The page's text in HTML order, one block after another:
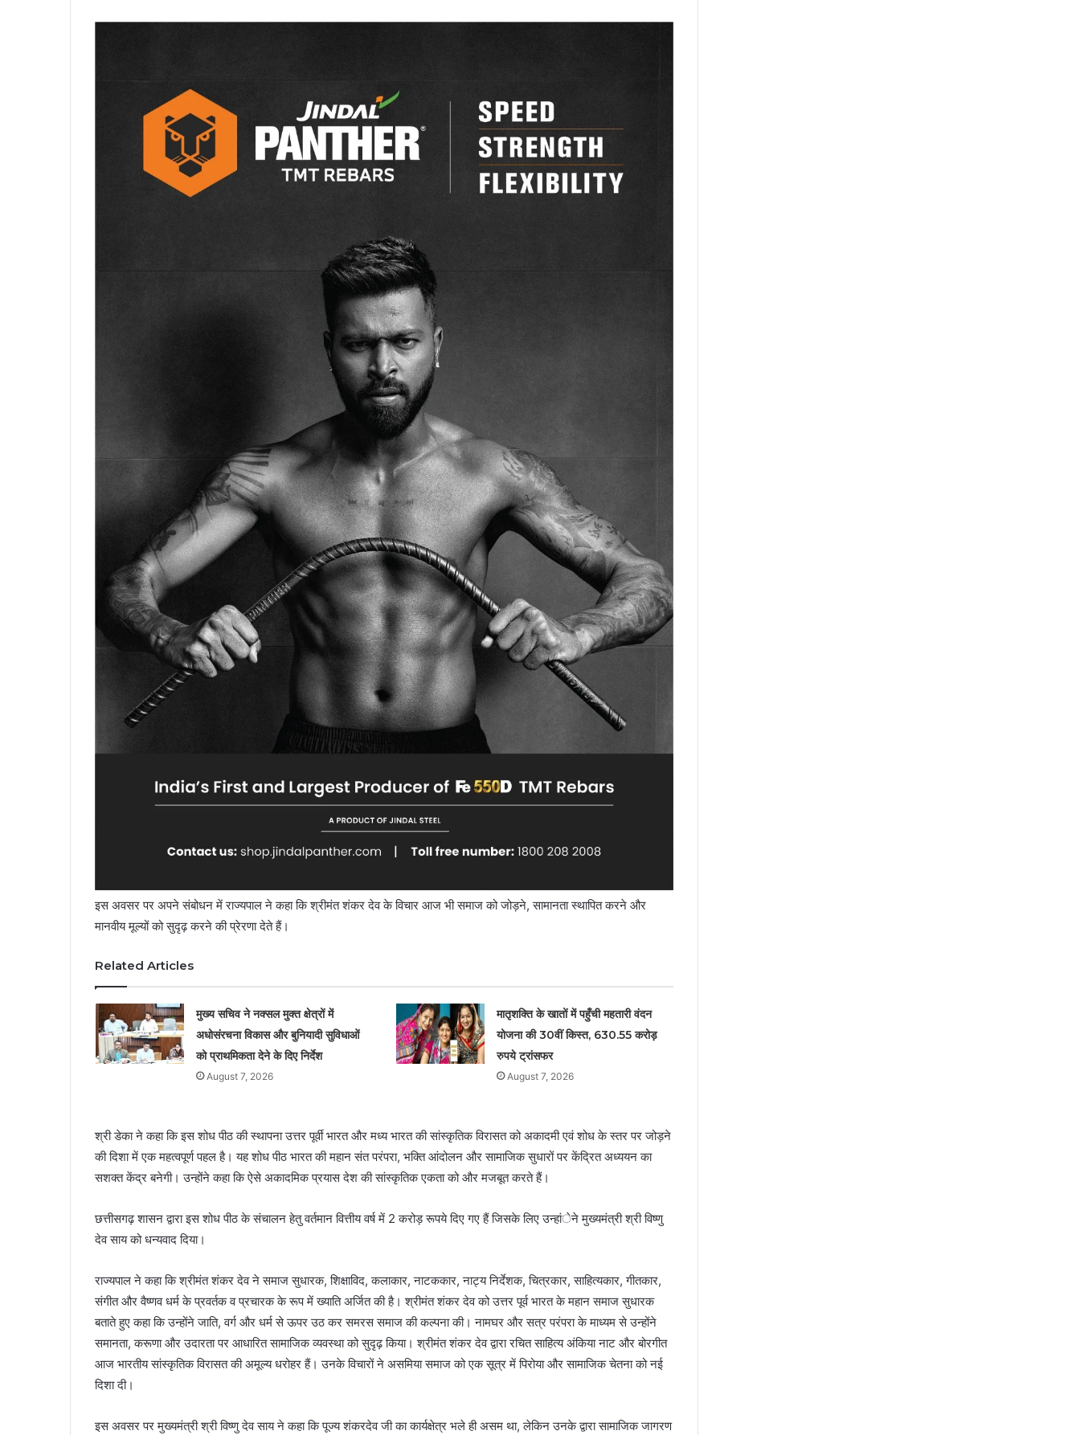
इस अवसर पर अपने संबोधन में राज्यपाल ने कहा कि श्रीमंत शंकर देव के विचार आज भी समाज को जोड़ने, सामानता स्थापित करने और
मानवीय मूल्यों को सुदृढ़ करने की प्रेरणा देते हैं।
Related Articles
मुख्य सचिव ने नक्सल मुक्त क्षेत्रों में
अधोसंरचना विकास और बुनियादी सुविधाओं
को प्राथमिकता देने के दिए निर्देश
August 7, 2026
मातृशक्ति के खातों में पहुँची महतारी वंदन
योजना की 30वीं किस्त, 630.55 करोड़
रुपये ट्रांसफर
August 7, 2026
श्री डेका ने कहा कि इस शोध पीठ की स्थापना उत्तर पूर्वी भारत और मध्य भारत की सांस्कृतिक विरासत को अकादमी एवं शोध के स्तर पर जोड़ने
की दिशा में एक महत्वपूर्ण पहल है। यह शोध पीठ भारत की महान संत परंपरा, भक्ति आंदोलन और सामाजिक सुधारों पर केंद्रित अध्ययन का
सशक्त केंद्र बनेगी। उन्होंने कहा कि ऐसे अकादमिक प्रयास देश की सांस्कृतिक एकता को और मजबूत करते हैं।
छत्तीसगढ़ शासन द्वारा इस शोध पीठ के संचालन हेतु वर्तमान वित्तीय वर्ष में 2 करोड़ रूपये दिए गए हैं जिसके लिए उन्हांेने मुख्यमंत्री श्री विष्णु
देव साय को धन्यवाद दिया।
राज्यपाल ने कहा कि श्रीमंत शंकर देव ने समाज सुधारक, शिक्षाविद, कलाकार, नाटककार, नाट्य निर्देशक, चित्रकार, साहित्यकार, गीतकार,
संगीत और वैष्णव धर्म के प्रवर्तक व प्रचारक के रूप में ख्याति अर्जित की है। श्रीमंत शंकर देव को उत्तर पूर्व भारत के महान समाज सुधारक
बताते हुए कहा कि उन्होंने जाति, वर्ग और धर्म से ऊपर उठ कर समरस समाज की कल्पना की। नामघर और सत्र परंपरा के माध्यम से उन्होंने
समानता, करूणा और उदारता पर आधारित सामाजिक व्यवस्था को सुदृढ़ किया। श्रीमंत शंकर देव द्वारा रचित साहित्य अंकिया नाट और बोरगीत
आज भारतीय सांस्कृतिक विरासत की अमूल्य धरोहर हैं। उनके विचारों ने असमिया समाज को एक सूत्र में पिरोया और सामाजिक चेतना को नई
दिशा दी।
इस अवसर पर मुख्यमंत्री श्री विष्णु देव साय ने कहा कि पूज्य शंकरदेव जी का कार्यक्षेत्र भले ही असम था, लेकिन उनके द्वारा सामाजिक जागरण